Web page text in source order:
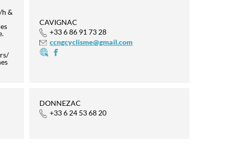
h &
CAVIGNAC
+33 6 86 91 73 28
ccngcyclisme@gmail.com
DONNEZAC
+33 6 24 53 68 20